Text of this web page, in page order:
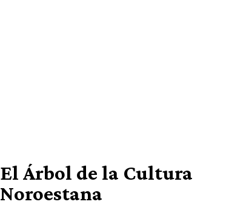
El Árbol de la Cultura
Noroestana